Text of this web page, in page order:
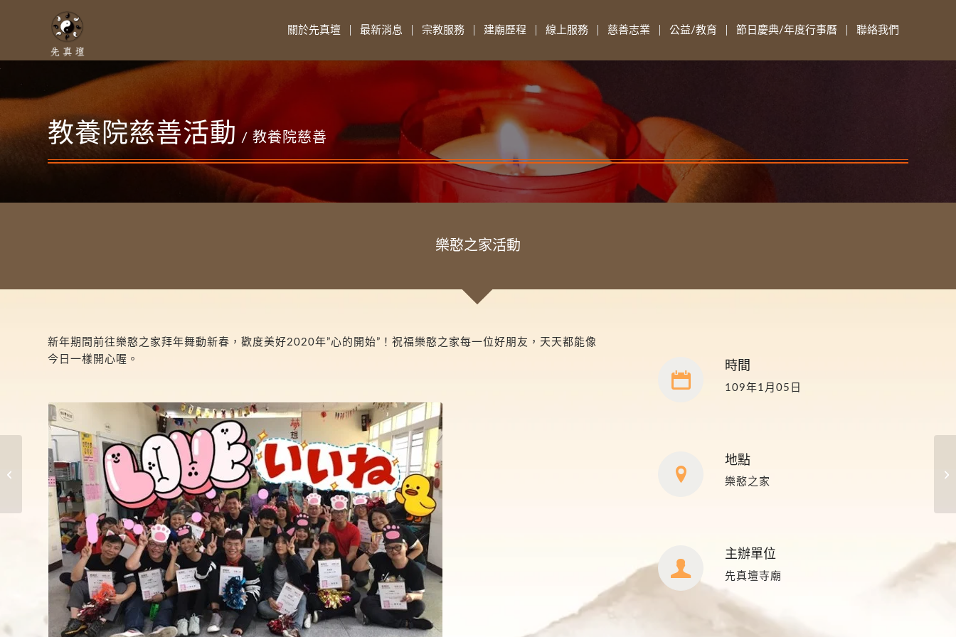
關於先真壇 最新消息 宗教服務 建廟歷程 線上服務 慈善志業 公益/教育 節日慶典/年度行事曆 聯絡我們
教養院慈善活動 / 教養院慈善
樂憨之家活動
新年期間前往樂憨之家拜年舞動新春，歡度美好2020年”心的開始”！祝福樂憨之家每一位好朋友，天天都能像
今日一樣開心喔。
時間
109年1月05日
地點
樂憨之家
主辦單位
先真壇寺廟
嘉南療養院附設精神護
理之家活動